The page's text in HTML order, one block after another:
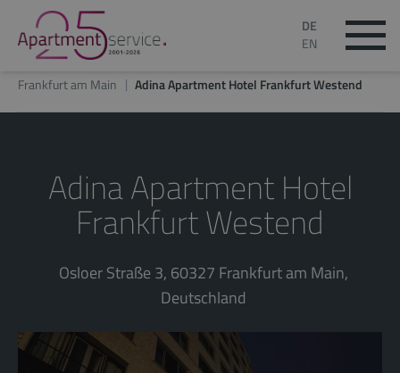
DE
EN
Frankfurt am Main Adina Apartment Hotel Frankfurt Westend
Adina Apartment Hotel
Frankfurt Westend
Osloer Straße 3, 60327 Frankfurt am Main,
Deutschland